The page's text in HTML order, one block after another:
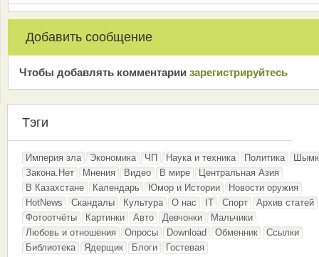
Добавить сообщение
Чтобы добавлять комментарии зарeгиcтрирyйтeсь
Тэги
Империя зла Экономика ЧП Наука и техника Политика
Закона.Нет
Мнения Видео В мире
Центральная Азия
В Казахстане
Календарь Юмор и Истории
Новости оружия
HotNews
Скандалы Культура О нас IT Спорт
Архив статей
Фотоотчёты
Картинки Авто Девчонки
Мальчики
Любовь и отношения
Опросы Download Обменник
Ссылки
Библиотека
Ядерщик Блоги Гостевая